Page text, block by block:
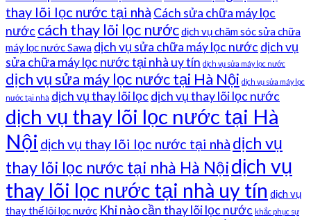
thay lõi lọc nước tại nhà Cách sửa chữa máy lọc
nước cách thay lõi lọc nướcdịch vụ chăm sóc sửa chữa
máy lọc nước Sawa dịch vụ sửa chữa máy lọc nước dịch vụ
sửa chữa máy lọc nước tại nhà uy tín dịch vụ sửa máy lọc nước
dịch vụ sửa máy lọc nước tại Hà Nội dịch vụ sửa máy lọc
nước tại nhà dịch vụ thay lõi lọc dịch vụ thay lõi lọc nước
dịch vụ thay lõi lọc nước tại Hà
Nội dịch vụ thay lõi lọc nước tại nhà dịch vụ
thay lõi lọc nước tại nhà Hà Nộidịch vụ
thay lõi lọc nước tại nhà uy tín dịch vụ
thay thế lõi lọc nước Khi nào cần thay lõi lọc nước khắc phục sự